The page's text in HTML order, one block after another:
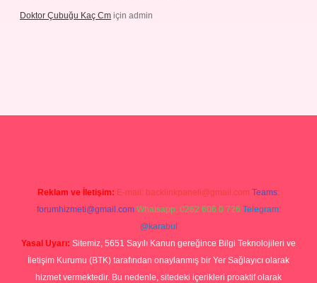
Doktor Çubuğu Kaç Cm için admin
Reklam ve İletişim: E-mail: backlinkpaneli@gmail.com Teams:
forumhizmeti@gmail.com Whatsapp: 0262 606 0 726 Telegram:
@karabul
Yasal Uyarı: Sitemiz, 5651 Sayılı Kanun gereğince Bilgi Teknolojileri ve
İletişim Kurumu (BTK) tarafından onaylanmış bir Yer Sağlayıcı olarak
hizmet vermektedir. Bu nedenle, sitedeki içerikleri proaktif olarak